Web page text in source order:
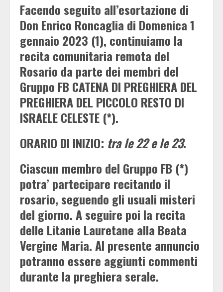
Facendo seguito all’esortazione di
Don Enrico Roncaglia di Domenica 1
gennaio 2023 (1), continuiamo la
recita comunitaria remota del
Rosario da parte dei membri del
Gruppo FB CATENA DI PREGHIERA DEL
PREGHIERA DEL PICCOLO RESTO DI
ISRAELE CELESTE (*).
ORARIO DI INIZIO: tra le 22 e le 23.
Ciascun membro del Gruppo FB (*)
potra’ partecipare recitando il
rosario, seguendo gli usuali misteri
del giorno. A seguire poi la recita
delle Litanie Lauretane alla Beata
Vergine Maria. Al presente annuncio
potranno essere aggiunti commenti
durante la preghiera serale.